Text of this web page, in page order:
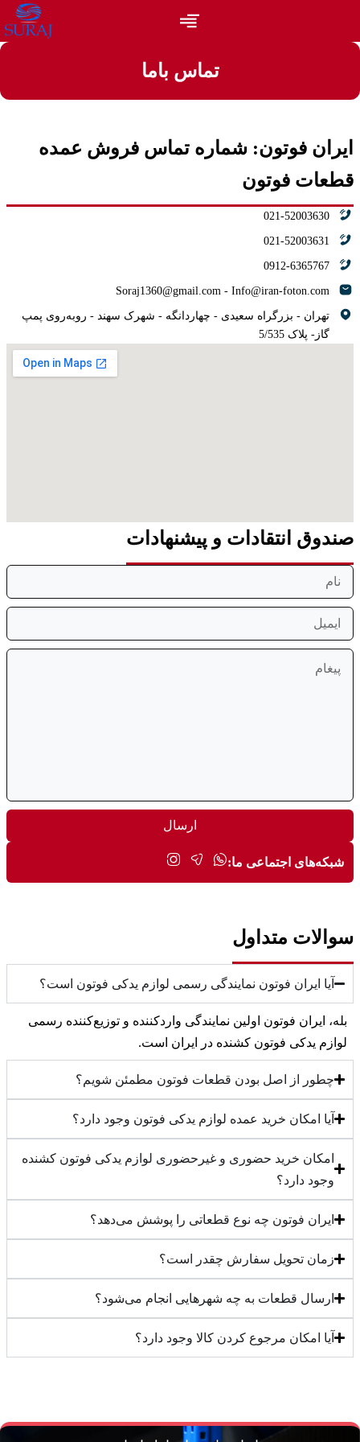
تماس باما
ایران فوتون: شماره تماس فروش عمده
قطعات فوتون
021-52003630
021-52003631
0912-6365767
Soraj1360@gmail.com - Info@iran-foton.com
تهران - بزرگراه سعیدی - چهاردانگه - شهرک سهند - روبه‌روی پمپ
گاز- پلاک 5/535
صندوق انتقادات و پیشنهادات
ارسال
شبکه‌های اجتماعی ما:
سوالات متداول
آیا ایران فوتون نمایندگی رسمی لوازم یدکی فوتون است؟
بله، ایران فوتون اولین نمایندگی واردکننده و توزیع‌کننده رسمی
لوازم یدکی فوتون کشنده در ایران است.
چطور از اصل بودن قطعات فوتون مطمئن شویم؟
آیا امکان خرید عمده لوازم یدکی فوتون وجود دارد؟
امکان خرید حضوری و غیرحضوری لوازم یدکی فوتون کشنده
وجود دارد؟
ایران فوتون چه نوع قطعاتی را پوشش می‌دهد؟
زمان تحویل سفارش چقدر است؟
ارسال قطعات به چه شهرهایی انجام می‌شود؟
آیا امکان مرجوع کردن کالا وجود دارد؟